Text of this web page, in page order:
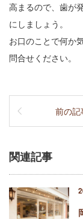
高まるので、歯が
にしましょう。
お口のことで何か
問合せください。
前の記
関連記事